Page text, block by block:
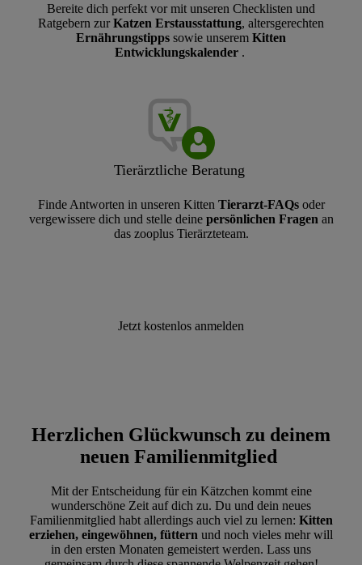
Bereite dich perfekt vor mit unseren Checklisten und
Ratgebern zurKatzen Erstausstattung, altersgerechten
Ernährungstipps sowie unserem Kitten
Entwicklungskalender .
Tierärztliche Beratung
Finde Antworten in unseren Kitten Tierarzt-FAQsoder
vergewissere dich und stelle deine persönlichen Fragen an
das zooplus Tierärzteteam.
Jetzt kostenlos anmelden
Herzlichen Glückwunsch zu deinem
neuen Familienmitglied
Mit der Entscheidung für ein Kätzchen kommt eine
wunderschöne Zeit auf dich zu. Du und dein neues
Familienmitglied habt allerdings auch viel zu lernen: Kitten
erziehen, eingewöhnen, füttern und noch vieles mehr will
in den ersten Monaten gemeistert werden. Lass uns